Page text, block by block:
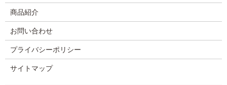
商品紹介
お問い合わせ
プライバシーポリシー
サイトマップ